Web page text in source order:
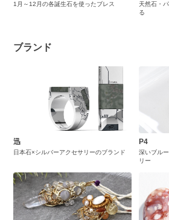
1月～12月の各誕生石を使ったブレス
天然石・
る
ブランド
迅
日本石×シルバーアクセサリーのブランド
P4
深いブル
リー